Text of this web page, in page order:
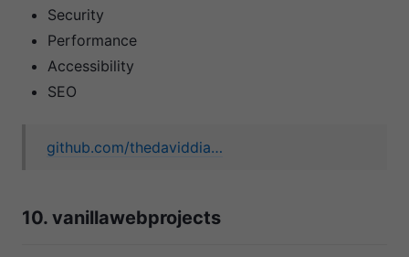
Security
Performance
Accessibility
SEO
github.com/thedaviddia…
10. vanillawebprojects